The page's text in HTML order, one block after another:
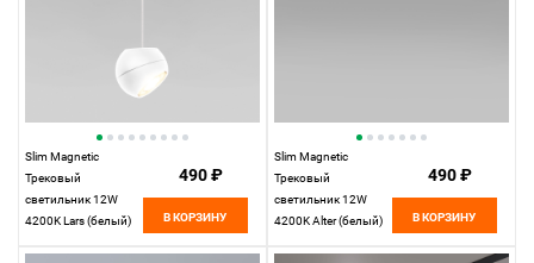
Slim Magnetic
Трековый
светильник 12W
4200K Lars (белый)
490 ₽
В КОРЗИНУ
Slim Magnetic
Трековый
светильник 12W
4200K Alter (белый)
490 ₽
В КОРЗИНУ